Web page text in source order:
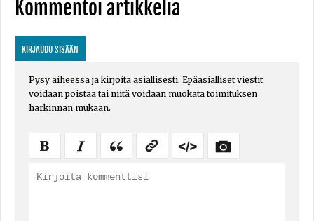
Kommentoi artikkelia
KIRJAUDU SISÄÄN
Pysy aiheessa ja kirjoita asiallisesti. Epäasialliset viestit
voidaan poistaa tai niitä voidaan muokata toimituksen
harkinnan mukaan.